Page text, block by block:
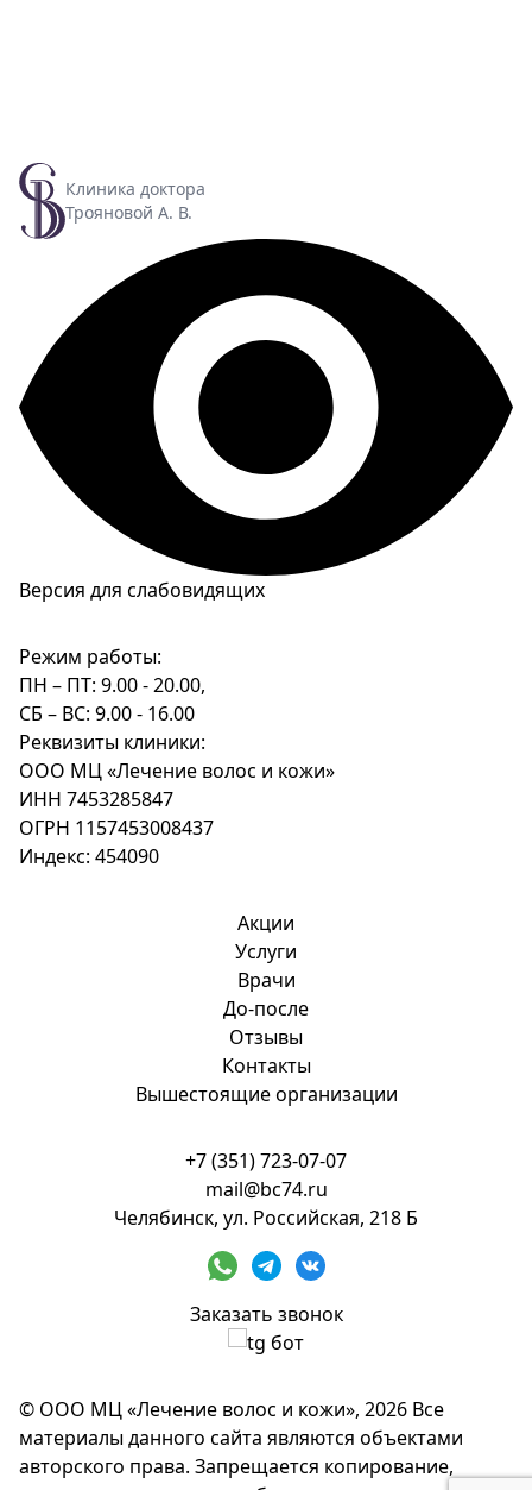
Клиника доктора
Трояновой А. В.
Версия для слабовидящих
Режим работы:
ПН – ПТ: 9.00 - 20.00,
СБ – ВС: 9.00 - 16.00
Реквизиты клиники:
ООО МЦ «Лечение волос и кожи»
ИНН 7453285847
ОГРН 1157453008437
Индекс: 454090
Акции
Услуги
Врачи
До-после
Отзывы
Контакты
Вышестоящие организации
+7 (351) 723-07-07
mail@bc74.ru
Челябинск, ул. Российская, 218 Б
Заказать звонок
© ООО МЦ «Лечение волос и кожи», 2026 Все
материалы данного сайта являются объектами
авторского права. Запрещается копирование,